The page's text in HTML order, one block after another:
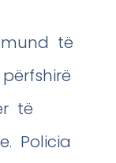
të
të
Policia